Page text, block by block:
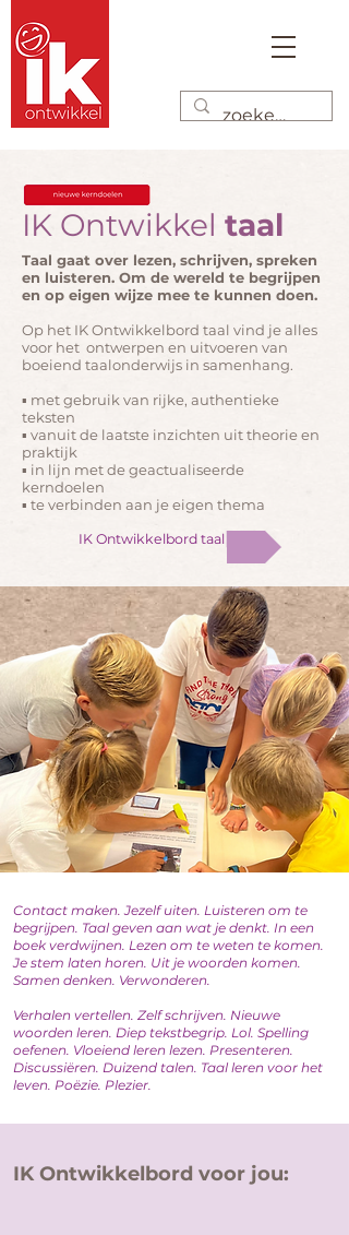
IK Ontwikkel taal
Taal gaat over lezen, schrijven, spreken
en luisteren. Om de wereld te begrijpen
en op eigen wijze mee te kunnen doen.
Op het IK Ontwikkelbord taal vind je alles
voor het ontwerpen en uitvoeren van
boeiend taalonderwijs in samenhang.
▪ met gebruik van rijke, authentieke
teksten
▪ vanuit de laatste inzichten uit theorie en
praktijk
▪ in lijn met de geactualiseerde
kerndoelen
▪ te verbinden aan je eigen thema
IK Ontwikkelbord taal
Contact maken. Jezelf uiten. Luisteren om te
begrijpen. Taal geven aan wat je denkt. In een
boek verdwijnen. Lezen om te weten te komen.
Je stem laten horen. Uit je woorden komen.
Samen denken. Verwonderen.
Verhalen vertellen. Zelf schrijven. Nieuwe
woorden leren. Diep tekstbegrip. Lol. Spelling
oefenen. Vloeiend leren lezen. Presenteren.
Discussiëren. Duizend talen. Taal leren voor het
leven. Poëzie. Plezier.
IK Ontwikkelbord voor jou: